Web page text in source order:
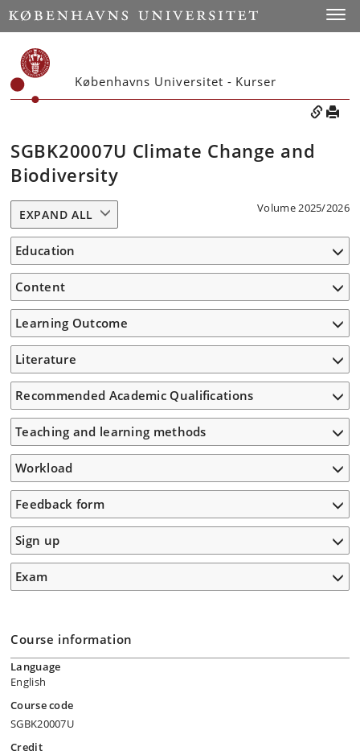
Københavns Universitet - Kurser
SGBK20007U Climate Change and
Biodiversity
Volume 2025/2026
EXPAND ALL
Education
Content
Learning Outcome
Literature
Recommended Academic Qualifications
Teaching and learning methods
Workload
Feedback form
Sign up
Exam
Course information
Language
English
Course code
SGBK20007U
Credit